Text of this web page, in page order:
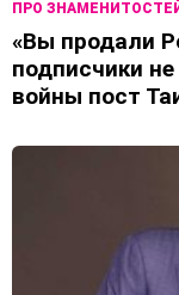
ПРО
«Вы продали
подписчики
войны пост